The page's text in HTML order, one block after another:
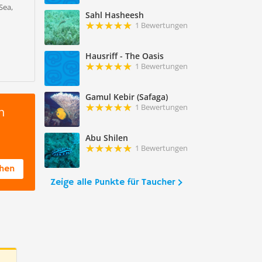
Sahl Hasheesh
1 Bewertungen
Hausriff - The Oasis
1 Bewertungen
Gamul Kebir (Safaga)
1 Bewertungen
Abu Shilen
1 Bewertungen
Zeige alle Punkte für Taucher